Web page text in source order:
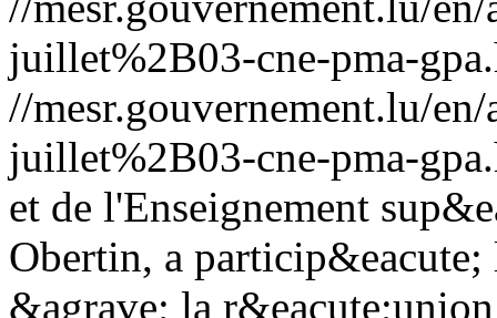
juillet%2B03-cne-pma-
//mesr.gouvernement.lu/
juillet%2B03-cne-pma-
et de l'Enseignement
Obertin, a
&agrave; la